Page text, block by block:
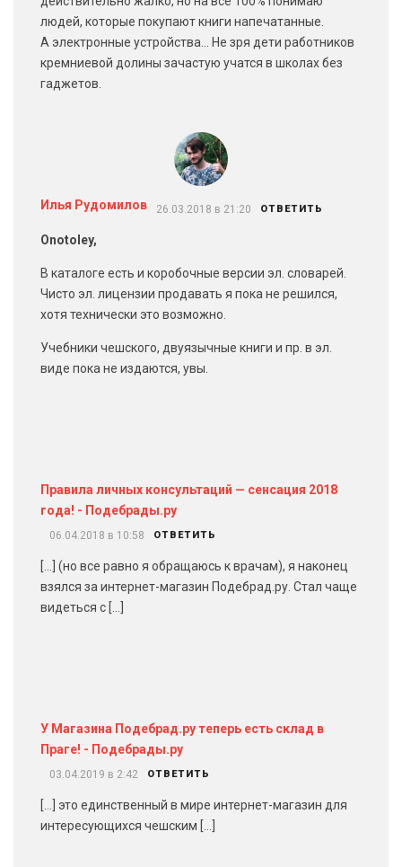
людей, которые покупают книги напечатанные.
А электронные устройства… Не зря дети работников
кремниевой долины зачастую учатся в школах без
гаджетов.
Илья Рудомилов 26.03.2018 в 21:20 ОТВЕТИТЬ
Onotoley,
В каталоге есть и коробочные версии эл. словарей.
Чисто эл. лицензии продавать я пока не решился,
хотя технически это возможно.
Учебники чешского, двуязычные книги и пр. в эл.
виде пока не издаются, увы.
Правила личных консультаций — сенсация 2018
года! - Подебрады.ру
06.04.2018 в 10:58 ОТВЕТИТЬ
[…] (но все равно я обращаюсь к врачам), я наконец
взялся за интернет-магазин Подебрад.ру. Стал чаще
видеться с […]
У Магазина Подебрад.ру теперь есть склад в
Праге! - Подебрады.ру
03.04.2019 в 2:42 ОТВЕТИТЬ
[…] это единственный в мире интернет-магазин для
интересующихся чешским […]